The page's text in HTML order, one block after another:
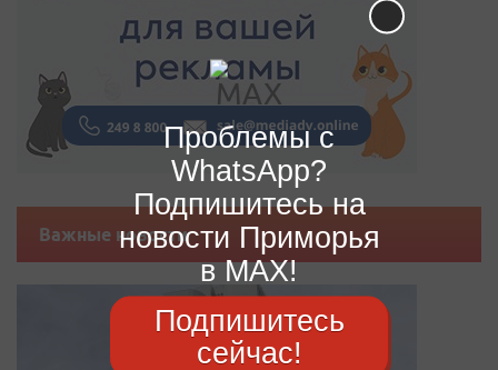
Важные новости
Проблемы с
WhatsApp?
Подпишитесь на
новости Приморья
в MAX!
Подпишитесь
сейчас!